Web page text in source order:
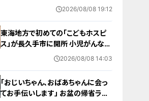
とし父親が心肺停止の状態で搬送
2026/08/08 19:12
東海地方で初めての「こどもホスピ
ス」が長久手市に開所 小児がんなど
重い病気の子どもと家族を支える施
2026/08/08 14:03
「おじいちゃん、おばあちゃんに会っ
てお手伝いします」 お盆の帰省ラッ